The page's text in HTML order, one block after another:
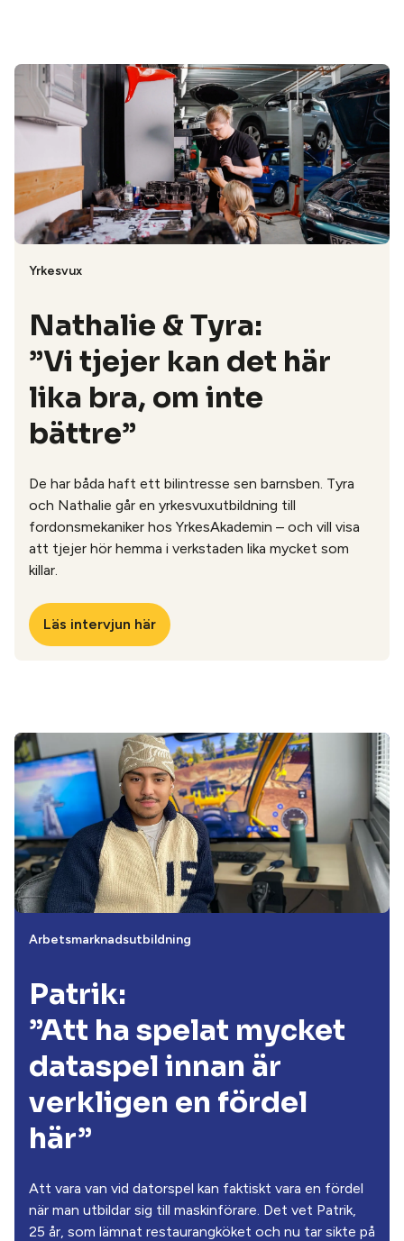
Yrkesvux
Nathalie & Tyra:
”Vi tjejer kan det här
lika bra, om inte
bättre”
De har båda haft ett bilintresse sen barnsben. Tyra
och Nathalie går en yrkesvuxutbildning till
fordonsmekaniker hos YrkesAkademin – och vill visa
att tjejer hör hemma i verkstaden lika mycket som
killar.
Läs intervjun här
Arbetsmarknadsutbildning
Patrik:
”Att ha spelat mycket
dataspel innan är
verkligen en fördel
här”
Att vara van vid datorspel kan faktiskt vara en fördel
när man utbildar sig till maskinförare. Det vet Patrik,
25 år, som lämnat restaurangköket och nu tar sikte på